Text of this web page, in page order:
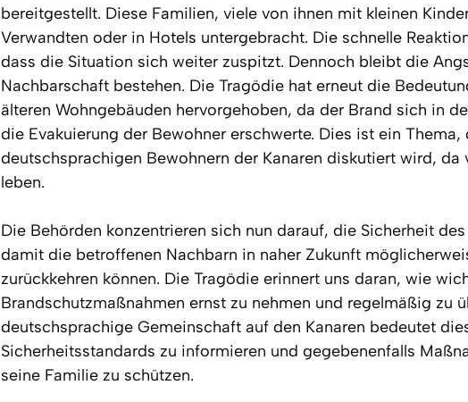
bereitgestellt. Diese Familien, viele von ihnen mit kleinen
Verwandten oder in Hotels untergebracht. Die schnelle
dass die Situation sich weiter zuspitzt. Dennoch bleibt die
Nachbarschaft bestehen. Die Tragödie hat erneut die
älteren Wohngebäuden hervorgehoben, da der Brand sich in
die Evakuierung der Bewohner erschwerte. Dies ist ein Thema,
deutschsprachigen Bewohnern der Kanaren diskutiert wird, da
leben.
Die Behörden konzentrieren sich nun darauf, die Sicherheit
damit die betroffenen Nachbarn in naher Zukunft
zurückkehren können. Die Tragödie erinnert uns daran, wie
Brandschutzmaßnahmen ernst zu nehmen und regelmäßig zu
deutschsprachige Gemeinschaft auf den Kanaren bedeutet
Sicherheitsstandards zu informieren und gegebenenfalls
seine Familie zu schützen.